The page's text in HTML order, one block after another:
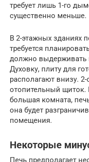
требует лишь 1-го
существенно меньше.
В 2-этажных зданиях
требуется
должно выдерживать
Духовку, плиту для
располагают внизу.
отопительный щиток.
большая комната,
она будет
помещения.
Некоторые
Печь предполагает